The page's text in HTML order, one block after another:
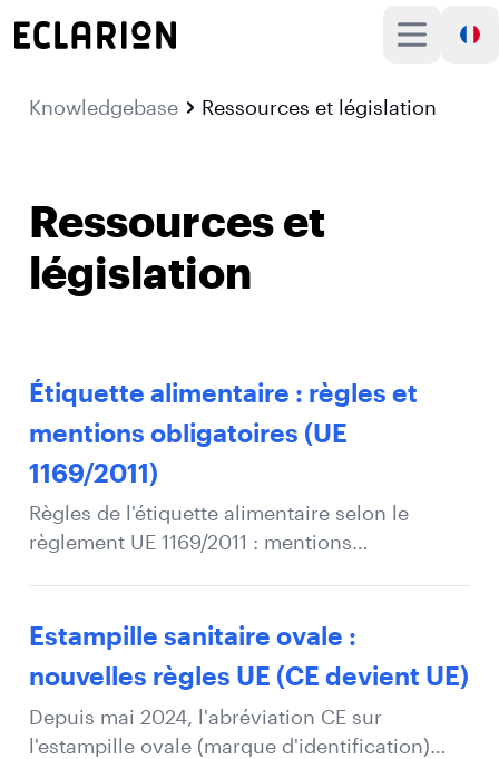
Knowledgebase Ressources et législation
Ressources et
législation
Étiquette alimentaire : règles et
mentions obligatoires (UE
1169/2011)
Règles de l'étiquette alimentaire selon le
règlement UE 1169/2011 : mentions
Estampille sanitaire ovale :
nouvelles règles UE (CE devient UE)
Depuis mai 2024, l'abréviation CE sur
l'estampille ovale (marque d'identification)